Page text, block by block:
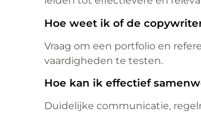
Hoe weet ik of de
Vraag om een portfolio en
vaardigheden te testen.
Hoe kan ik effectief
Duidelijke communicatie,